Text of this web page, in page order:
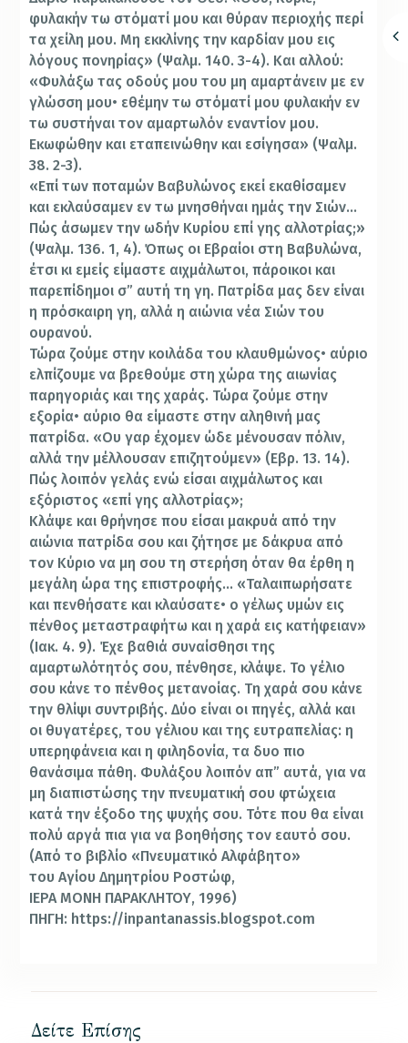
φυλακήν τω στόματί μου και θύραν περιοχής περί
τα χείλη μου. Μη εκκλίνης την καρδίαν μου εις
λόγους πονηρίας» (Ψαλμ. 140. 3-4). Και αλλού:
«Φυλάξω τας οδούς μου του μη αμαρτάνειν με εν
γλώσση μου• εθέμην τω στόματί μου φυλακήν εν
τω συστήναι τον αμαρτωλόν εναντίον μου.
Εκωφώθην και εταπεινώθην και εσίγησα» (Ψαλμ.
38. 2-3).
«Επί των ποταμών Βαβυλώνος εκεί εκαθίσαμεν
και εκλαύσαμεν εν τω μνησθήναι ημάς την Σιών…
Πώς άσωμεν την ωδήν Κυρίου επί γης αλλοτρίας;»
(Ψαλμ. 136. 1, 4). Όπως οι Εβραίοι στη Βαβυλώνα,
έτσι κι εμείς είμαστε αιχμάλωτοι, πάροικοι και
παρεπίδημοι σ” αυτή τη γη. Πατρίδα μας δεν είναι
η πρόσκαιρη γη, αλλά η αιώνια νέα Σιών του
ουρανού.
Τώρα ζούμε στην κοιλάδα του κλαυθμώνος• αύριο
ελπίζουμε να βρεθούμε στη χώρα της αιωνίας
παρηγοριάς και της χαράς. Τώρα ζούμε στην
εξορία• αύριο θα είμαστε στην αληθινή μας
πατρίδα. «Ου γαρ έχομεν ώδε μένουσαν πόλιν,
αλλά την μέλλουσαν επιζητούμεν» (Εβρ. 13. 14).
Πώς λοιπόν γελάς ενώ είσαι αιχμάλωτος και
εξόριστος «επί γης αλλοτρίας»;
Κλάψε και θρήνησε που είσαι μακρυά από την
αιώνια πατρίδα σου και ζήτησε με δάκρυα από
τον Κύριο να μη σου τη στερήση όταν θα έρθη η
μεγάλη ώρα της επιστροφής… «Ταλαιπωρήσατε
και πενθήσατε και κλαύσατε• ο γέλως υμών εις
πένθος μεταστραφήτω και η χαρά εις κατήφειαν»
(Ιακ. 4. 9). Έχε βαθιά συναίσθησι της
αμαρτωλότητός σου, πένθησε, κλάψε. Το γέλιο
σου κάνε το πένθος μετανοίας. Τη χαρά σου κάνε
την θλίψι συντριβής. Δύο είναι οι πηγές, αλλά και
οι θυγατέρες, του γέλιου και της ευτραπελίας: η
υπερηφάνεια και η φιληδονία, τα δυο πιο
θανάσιμα πάθη. Φυλάξου λοιπόν απ” αυτά, για να
μη διαπιστώσης την πνευματική σου φτώχεια
κατά την έξοδο της ψυχής σου. Τότε που θα είναι
πολύ αργά πια για να βοηθήσης τον εαυτό σου.
(Από το βιβλίο «Πνευματικό Αλφάβητο»
του Αγίου Δημητρίου Ροστώφ,
ΙΕΡΑ ΜΟΝΗ ΠΑΡΑΚΛΗΤΟΥ, 1996)
ΠΗΓΗ: https://inpantanassis.blogspot.com
Δείτε Επίσης